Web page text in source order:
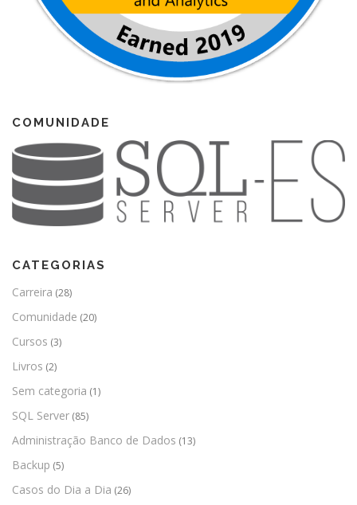
COMUNIDADE
CATEGORIAS
Carreira (28)
Comunidade (20)
Cursos (3)
Livros (2)
Sem categoria (1)
SQL Server (85)
Administração Banco de Dados (13)
Backup (5)
Casos do Dia a Dia (26)